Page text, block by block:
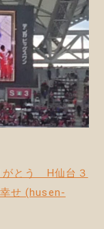
とう H仙台３
せ (husen-